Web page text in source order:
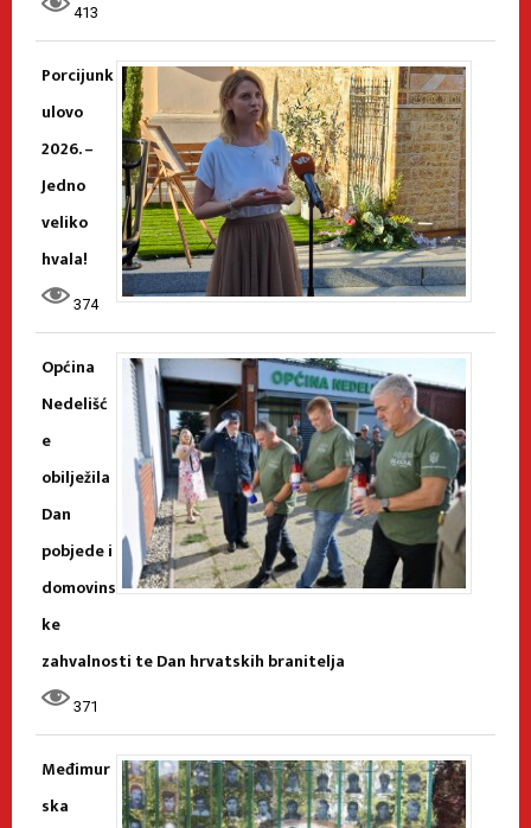
413
Porcijunk
ulovo
2026. –
Jedno
veliko
hvala!
374
Općina
Nedelišć
e
obilježila
Dan
pobjede i
domovins
ke
zahvalnosti te Dan hrvatskih branitelja
371
Međimur
ska